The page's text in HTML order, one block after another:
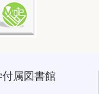
属図書館